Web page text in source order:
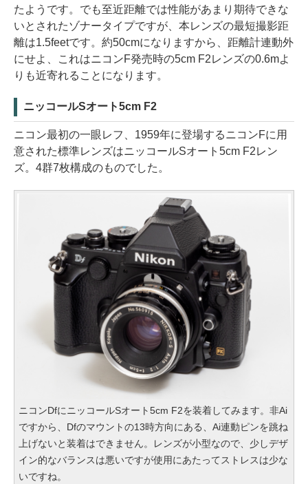
たようです。でも至近距離では性能があまり期待できな
いとされたゾナータイプですが、本レンズの最短撮影距
離は1.5feetです。約50cmになりますから、距離計連動外
にせよ、これはニコンF発売時の5cm F2レンズの0.6mよ
りも近寄れることになります。
ニッコールSオート5cm F2
ニコン最初の一眼レフ、1959年に登場するニコンFに用
意された標準レンズはニッコールSオート5cm F2レン
ズ。4群7枚構成のものでした。
ニコンDfにニッコールSオート5cm F2を装着してみます。非Ai
ですから、Dfのマウントの13時方向にある、Ai連動ピンを跳ね
上げないと装着はできません。レンズが小型なので、少しデザ
イン的なバランスは悪いですが使用にあたってストレスは少な
いですね。